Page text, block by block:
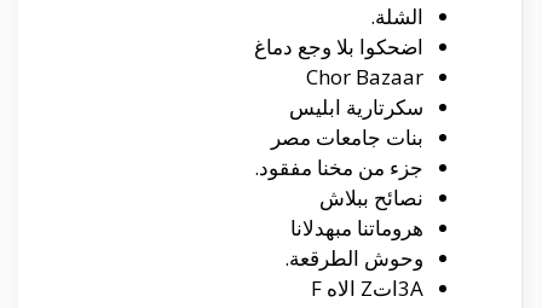
الشلة.
اضحكوا بلا وجع دماغ
Chor Bazaar
سكرتارية ابليس
بنات جامعات مصر
جزء من مخنا مفقود.
نصائح ببلاش
هروماتنا مبهدلانا
وحوش الطرقعة.
3Aات‎ Zالاه F